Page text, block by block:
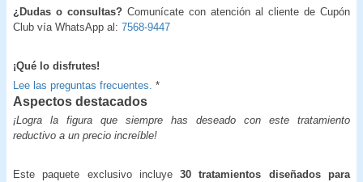
¿Dudas o consultas? Comunícate con atención al cliente de Cupón
Club vía WhatsApp al: 7568-9447
¡Qué lo disfrutes!
Lee las preguntas frecuentes. *
Aspectos destacados
¡Logra la figura que siempre has deseado con este tratamiento
reductivo a un precio increíble!
Este paquete exclusivo incluye30 tratamientos diseñados para